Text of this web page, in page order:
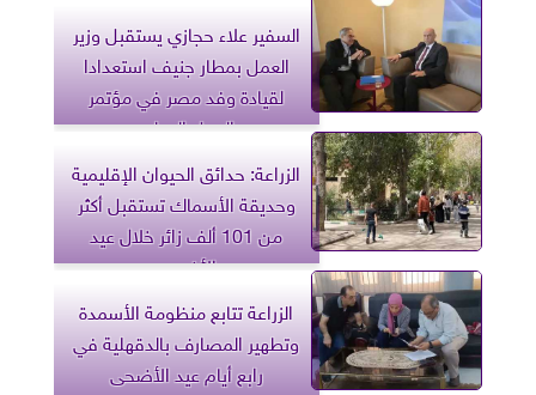
السفير علاء حجازي يستقبل وزير
العمل بمطار جنيف استعدادا
لقيادة وفد مصر في مؤتمر
العمل الدولي
الزراعة: حدائق الحيوان الإقليمية
وحديقة الأسماك تستقبل أكثر
من 101 ألف زائر خلال عيد
الأضحى
الزراعة تتابع منظومة الأسمدة
وتطهير المصارف بالدقهلية في
رابع أيام عيد الأضحى